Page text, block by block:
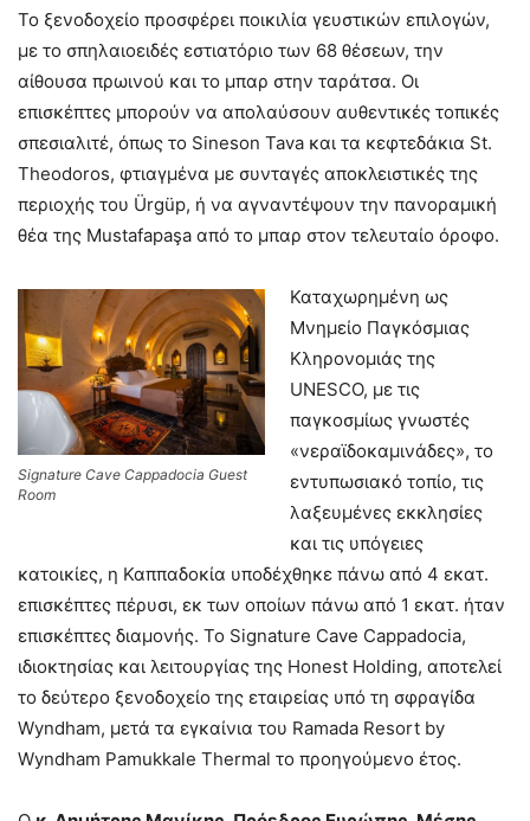
Το ξενοδοχείο προσφέρει ποικιλία γευστικών επιλογών,
με το σπηλαιοειδές εστιατόριο των 68 θέσεων, την
αίθουσα πρωινού και το μπαρ στην ταράτσα. Οι
επισκέπτες μπορούν να απολαύσουν αυθεντικές τοπικές
σπεσιαλιτέ, όπως το Sineson Tava και τα κεφτεδάκια St.
Theodoros, φτιαγμένα με συνταγές αποκλειστικές της
περιοχής του Ürgüp, ή να αγναντέψουν την πανοραμική
θέα της Mustafapaşa από το μπαρ στον τελευταίο όροφο.
Signature Cave Cappadocia Guest
Room
Καταχωρημένη ως
Μνημείο Παγκόσμιας
Κληρονομιάς της
UNESCO, με τις
παγκοσμίως γνωστές
«νεραϊδοκαμινάδες», το
εντυπωσιακό τοπίο, τις
λαξευμένες εκκλησίες
και τις υπόγειες
κατοικίες, η Καππαδοκία υποδέχθηκε πάνω από 4 εκατ.
επισκέπτες πέρυσι, εκ των οποίων πάνω από 1 εκατ. ήταν
επισκέπτες διαμονής. Το Signature Cave Cappadocia,
ιδιοκτησίας και λειτουργίας της Honest Holding, αποτελεί
το δεύτερο ξενοδοχείο της εταιρείας υπό τη σφραγίδα
Wyndham, μετά τα εγκαίνια του Ramada Resort by
Wyndham Pamukkale Thermal το προηγούμενο έτος.